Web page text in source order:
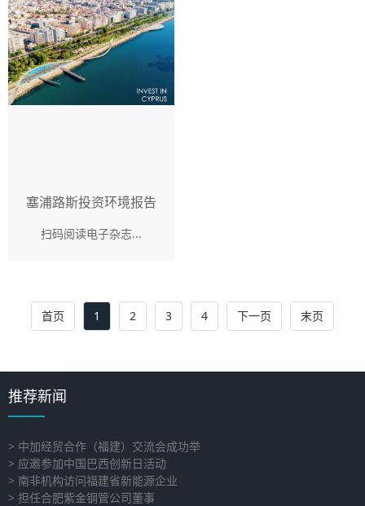
塞浦路斯投资环境报告
扫码阅读电子杂志...
首页 1 2 3 4 下一页 末页
推荐新闻
> 中加经贸合作（福建）交流会成功举
> 应邀参加中国巴西创新日活动
> 南非机构访问福建省新能源企业
> 担任合肥紫金钢管公司董事